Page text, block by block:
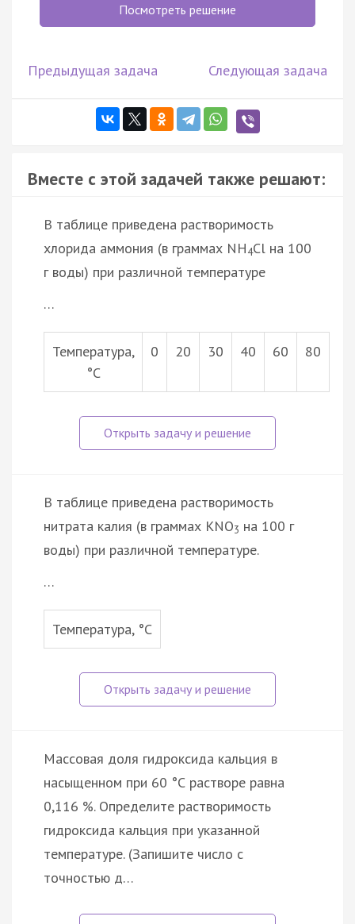
Посмотреть решение
Предыдущая задача Следующая задача
Вместе с этой задачей также решают:
В таблице приведена растворимость
хлорида аммония (в граммах NН4Сl на 100
г воды) при различной температуре
…
Температура,
°С
0 20 30 40 60 80
В таблице приведена растворимость
нитрата калия (в граммах KNO3 на 100 г
воды) при различной температуре.
…
Температура, °С
Массовая доля гидроксида кальция в
насыщенном при 60 °С растворе равна
0,116 %. Определите растворимость
гидроксида кальция при указанной
температуре. (Запишите число с
точностью д…